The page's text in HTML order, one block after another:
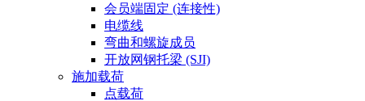
会员端固定 (连接性)
电缆线
弯曲和螺旋成员
开放网钢托梁 (SJI)
施加载荷
点载荷